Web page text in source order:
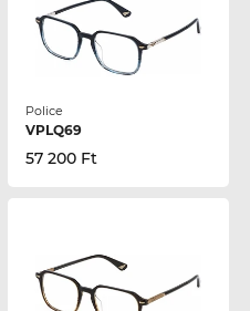
Police
VPLQ69
57 200 Ft